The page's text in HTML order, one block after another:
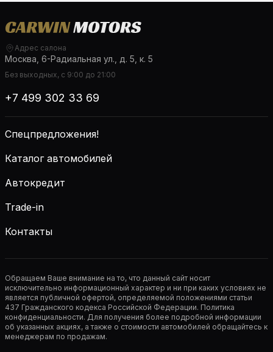
Адрес салона
Москва, 6-Радиальная ул., д. 5, к. 5
Без выходных, с 9:00 до 21:00
+7 499 302 33 69
Спецпредложения!
Каталог автомобилей
Автокредит
Trade-in
Контакты
Обращаем Ваше внимание на то, что данный сайт носит
исключительно информационный характер и ни при каких условиях не
является публичной офертой, определяемой положениями статьи
437 Гражданского кодекса Российской Федерации. Политика
конфиденциальности. Для получения более подробной информации
об указанных акциях, а также о стоимости автомобилей обращайтесь к
менеджерам по продажам.